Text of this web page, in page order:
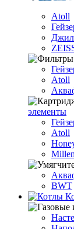
Atoll
Atoll
элементы
Atoll
BWT